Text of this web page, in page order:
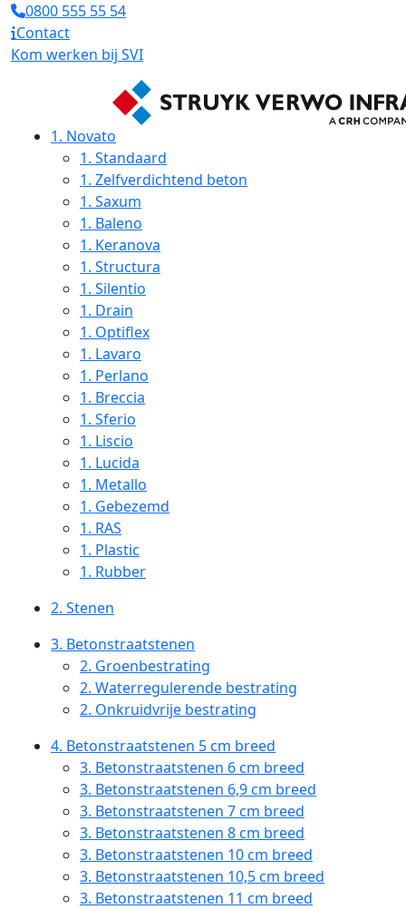
0800 555 55 54
Contact
Kom werken bij SVI
1. Novato
1. Standaard
1. Zelfverdichtend beton
1. Saxum
1. Baleno
1. Keranova
1. Structura
1. Silentio
1. Drain
1. Optiflex
1. Lavaro
1. Perlano
1. Breccia
1. Sferio
1. Liscio
1. Lucida
1. Metallo
1. Gebezemd
1. RAS
1. Plastic
1. Rubber
2. Stenen
3. Betonstraatstenen
2. Groenbestrating
2. Waterregulerende bestrating
2. Onkruidvrije bestrating
4. Betonstraatstenen 5 cm breed
3. Betonstraatstenen 6 cm breed
3. Betonstraatstenen 6,9 cm breed
3. Betonstraatstenen 7 cm breed
3. Betonstraatstenen 8 cm breed
3. Betonstraatstenen 10 cm breed
3. Betonstraatstenen 10,5 cm breed
3. Betonstraatstenen 11 cm breed